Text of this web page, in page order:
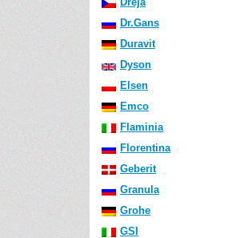
Dr.Gans
Duravit
Dyson
Elsen
Emco
Flaminia
Florentina
Geberit
Granula
Grohe
GSI